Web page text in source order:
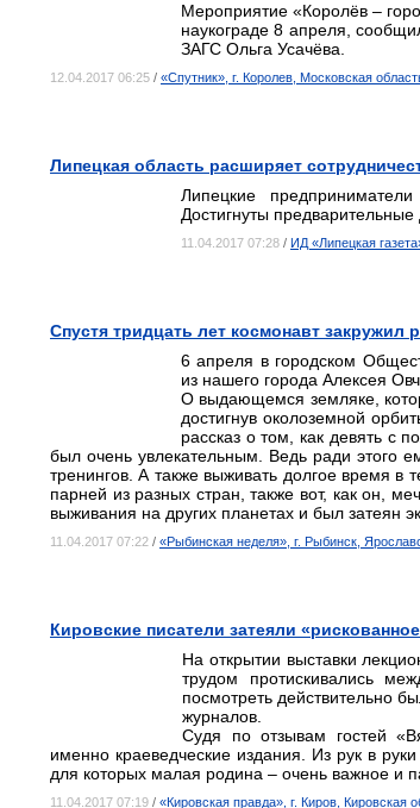
Мероприятие «Королёв –
наукограде 8 апреля,
ЗАГС Ольга Усачёва.
12.04.2017 06:25 / «Спутник», г. Королев, Московская
Липецкая область расширяет
Липецкие
Достигнуты
11.04.2017 07:28 / ИД «Липецкая
Спустя тридцать лет космонавт
6 апреля в городском
из нашего города Алексея
О выдающемся земляке,
достигнув околоземной
рассказ о том, как девять с
был очень увлекательным. Ведь ради этого
тренингов. А также выживать долгое время
парней из разных стран, также вот, как он,
выживания на других планетах и был затеян
11.04.2017 07:22 / «Рыбинская неделя», г. Рыбинск,
Кировские писатели затеяли
На открытии выставки
трудом протискивались
посмотреть действительно
журналов.
Судя по отзывам гостей
именно краеведческие издания. Из рук в
для которых малая родина – очень важное и
11.04.2017 07:19 / «Кировская правда», г. Киров, Кировская